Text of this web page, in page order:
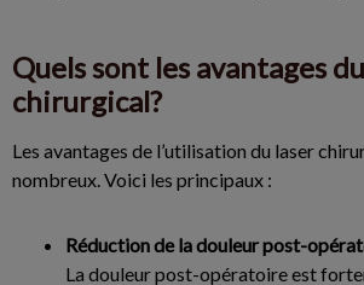
Quels sont les avantages
chirurgical?
Les avantages de l’utilisation du laser
nombreux. Voici les principaux :
Réduction de la douleur post-
La douleur post-opératoire est